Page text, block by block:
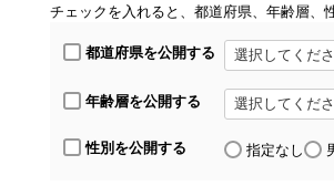
チェックを入れると、都道府県、年齢層、
都道府県を公開する
年齢層を公開する
性別を公開する 指定なし